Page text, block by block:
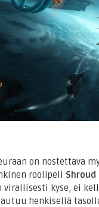
on nostettava
roolipeli
kyse, ei
henkisellä